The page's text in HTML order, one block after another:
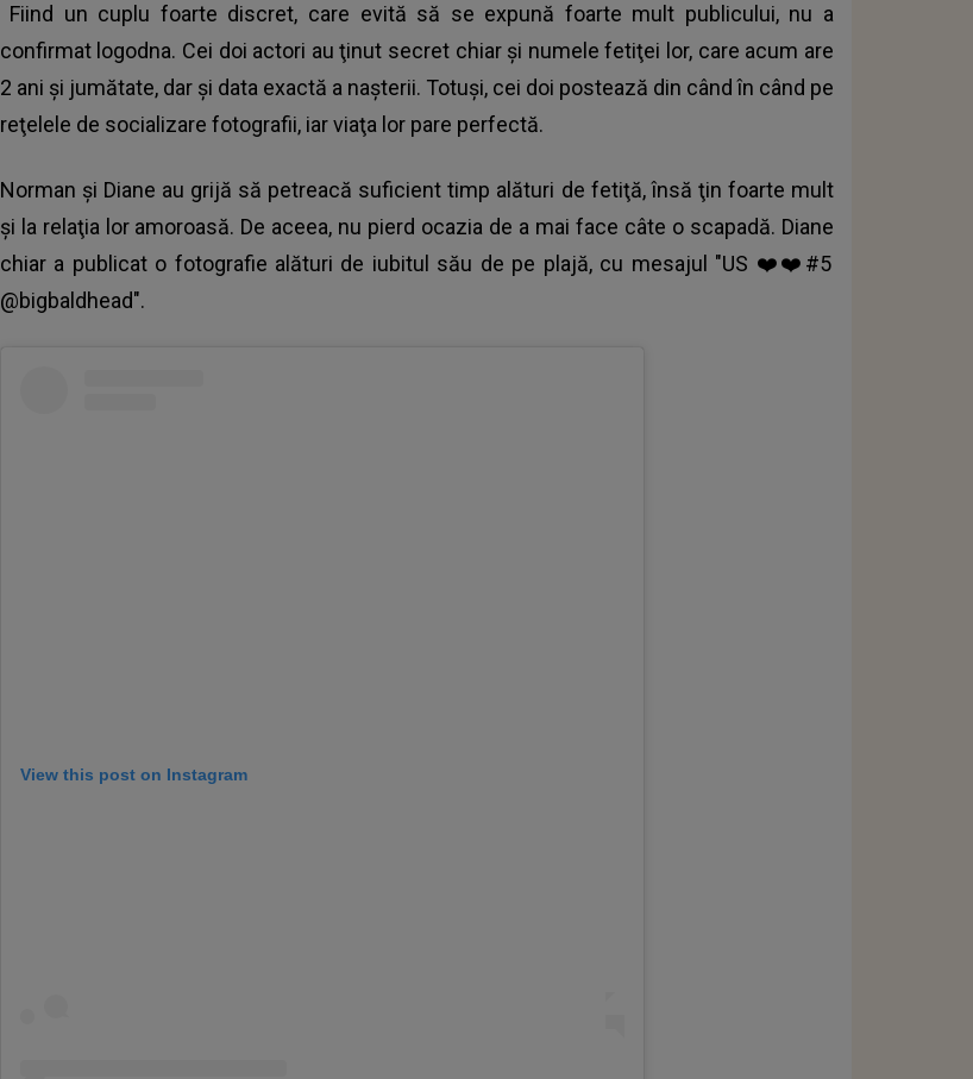
Fiind un cuplu foarte discret, care evită să se expună foarte mult publicului, nu a
confirmat logodna. Cei doi actori au ţinut secret chiar şi numele fetiţei lor, care acum are
2 ani şi jumătate, dar şi data exactă a naşterii. Totuşi, cei doi postează din când în când pe
reţelele de socializare fotografii, iar viaţa lor pare perfectă.
Norman şi Diane au grijă să petreacă suficient timp alături de fetiţă, însă ţin foarte mult
şi la relaţia lor amoroasă. De aceea, nu pierd ocazia de a mai face câte o scapadă. Diane
chiar a publicat o fotografie alături de iubitul său de pe plajă, cu mesajul "US ❤️❤️#5
@bigbaldhead".
View this post on Instagram